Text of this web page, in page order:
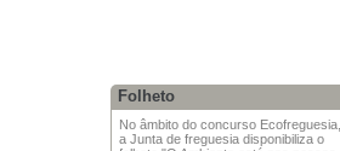
Folheto
No âmbito do concurso Ecofreguesia,
a Junta de freguesia disponibiliza o